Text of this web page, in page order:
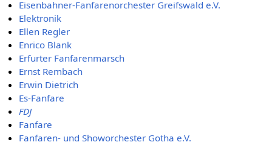
Eisenbahner-Fanfarenorchester Greifswald e.V.
Elektronik
Ellen Regler
Enrico Blank
Erfurter Fanfarenmarsch
Ernst Rembach
Erwin Dietrich
Es-Fanfare
FDJ
Fanfare
Fanfaren- und Showorchester Gotha e.V.